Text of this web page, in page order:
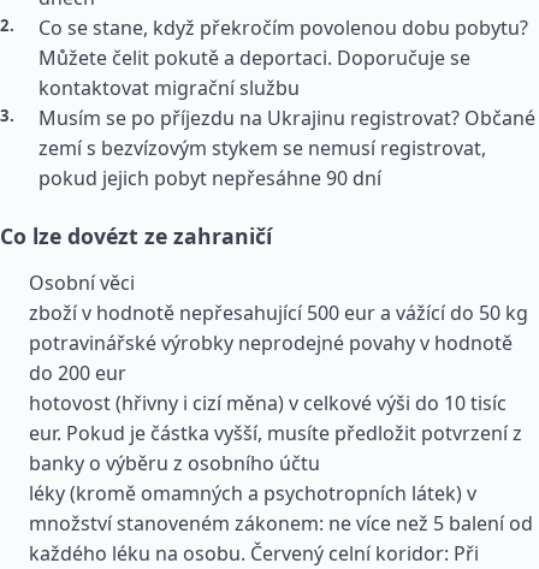
Co se stane, když překročím povolenou dobu pobytu?
Můžete čelit pokutě a deportaci. Doporučuje se
kontaktovat migrační službu
Musím se po příjezdu na Ukrajinu registrovat? Občané
zemí s bezvízovým stykem se nemusí registrovat,
pokud jejich pobyt nepřesáhne 90 dní
Co lze dovézt ze zahraničí
Osobní věci
zboží v hodnotě nepřesahující 500 eur a vážící do 50 kg
potravinářské výrobky neprodejné povahy v hodnotě
do 200 eur
hotovost (hřivny i cizí měna) v celkové výši do 10 tisíc
eur. Pokud je částka vyšší, musíte předložit potvrzení z
banky o výběru z osobního účtu
léky (kromě omamných a psychotropních látek) v
množství stanoveném zákonem: ne více než 5 balení od
každého léku na osobu. Červený celní koridor: Při